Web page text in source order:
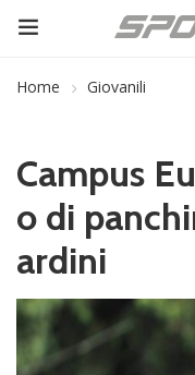
Home Giovanili
Campus
o di
ardini